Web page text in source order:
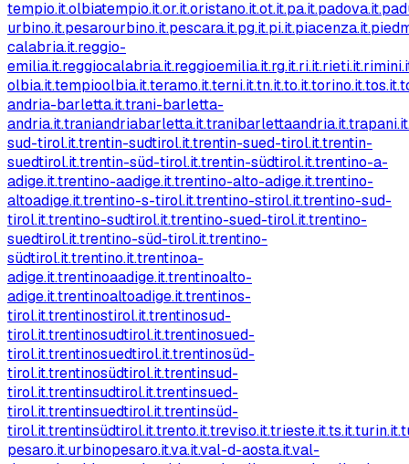
tempio.it.olbiatempio.it.or.it.oristano.it.ot.it.pa.it.padova.it
urbino.it.pesarourbino.it.pescara.it.pg.it.pi.it.piacenza.it
calabria.it.reggio-
emilia.it.reggiocalabria.it.reggioemilia.it.rg.it.ri.it.rieti.it
olbia.it.tempioolbia.it.teramo.it.terni.it.tn.it.to.it.torino.it.tos.it
andria-barletta.it.trani-barletta-
andria.it.traniandriabarletta.it.tranibarlettaandria.it.trapani.it
sud-tirol.it.trentin-sudtirol.it.trentin-sued-tirol.it.trentin-
suedtirol.it.trentin-süd-tirol.it.trentin-südtirol.it.trentino-a-
adige.it.trentino-aadige.it.trentino-alto-adige.it.trentino-
altoadige.it.trentino-s-tirol.it.trentino-stirol.it.trentino-sud-
tirol.it.trentino-sudtirol.it.trentino-sued-tirol.it.trentino-
suedtirol.it.trentino-süd-tirol.it.trentino-
südtirol.it.trentino.it.trentinoa-
adige.it.trentinoaadige.it.trentinoalto-
adige.it.trentinoaltoadige.it.trentinos-
tirol.it.trentinostirol.it.trentinosud-
tirol.it.trentinosudtirol.it.trentinosued-
tirol.it.trentinosuedtirol.it.trentinosüd-
tirol.it.trentinosüdtirol.it.trentinsud-
tirol.it.trentinsudtirol.it.trentinsued-
tirol.it.trentinsuedtirol.it.trentinsüd-
tirol.it.trentinsüdtirol.it.trento.it.treviso.it.trieste.it.ts.it.turin.it
pesaro.it.urbinopesaro.it.va.it.val-d-aosta.it.val-